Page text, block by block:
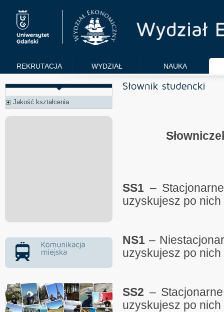
REKRUTACJA WYDZIAŁ NAUKA
Jakość kształcenia
SS1 –
uzyskujesz po nich
NS1 –
uzyskujesz po nich
SS2 –
uzyskujesz po nich